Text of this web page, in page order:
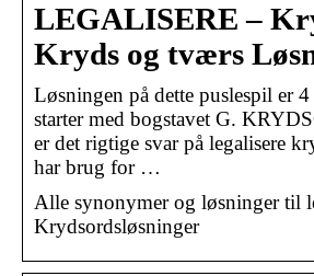
LEGALISERE –
Kryds og tværs
Løsningen på dette puslespil er
starter med bogstavet G.
er det rigtige svar på legalisere
har brug for …
Alle synonymer og løsninger til
Krydsordsløsninger